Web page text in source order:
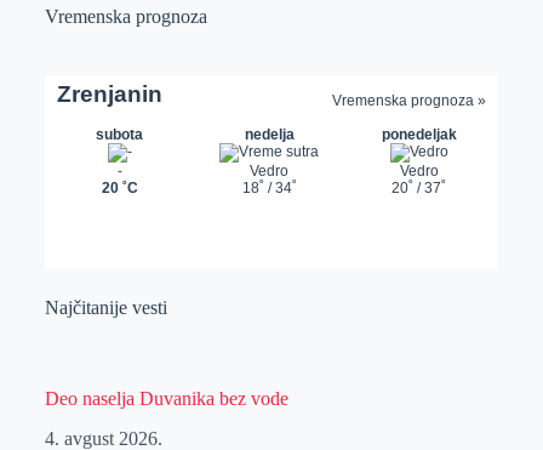
Vremenska prognoza
Najčitanije vesti
Deo naselja Duvanika bez vode
4. avgust 2026.